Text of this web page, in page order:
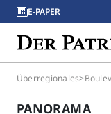
E-PAPER
Überregionales>
PANORAMA